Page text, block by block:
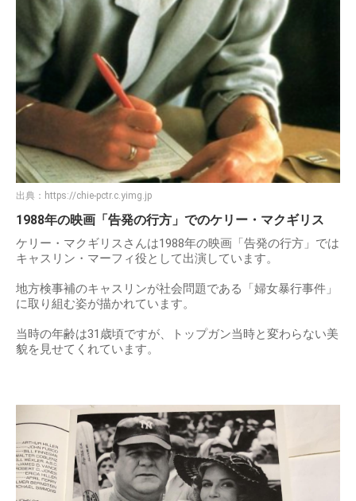
出典： https://chie-pctr.c.yimg.jp
1988年の映画「告発の行方」でのケリー・マクギリス
ケリー・マクギリスさんは1988年の映画「告発の行方」では
キャスリン・マーフィ役として出演しています。
地方検事補のキャスリンが社会問題である「婦女暴行事件」
に取り組む姿が描かれています。
当時の年齢は31歳頃ですが、トップガン当時と変わらない美
貌を見せてくれています。